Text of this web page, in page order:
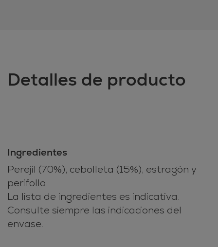
Detalles de producto
Ingredientes
Perejil (70%), cebolleta (15%), estragón y
perifollo.
La lista de ingredientes es indicativa.
Consulte siempre las indicaciones del
envase.